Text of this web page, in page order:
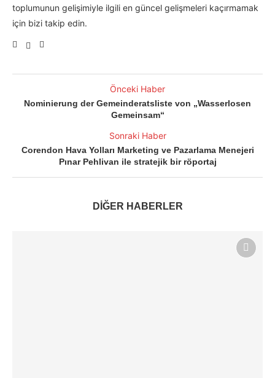
toplumunun gelişimiyle ilgili en güncel gelişmeleri kaçırmamak
için bizi takip edin.
Önceki Haber
Nominierung der Gemeinderatsliste von „Wasserlosen
Gemeinsam“
Sonraki Haber
Corendon Hava Yolları Marketing ve Pazarlama Menejeri
Pınar Pehlivan ile stratejik bir röportaj
DİĞER HABERLER